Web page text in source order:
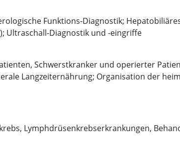
Funktions-Diagnostik;
Ultraschall-Diagnostik und -eingriffe
Schwerstkranker und operierter
Langzeiternährung; Organisation der
Lymphdrüsenkrebserkrankungen,